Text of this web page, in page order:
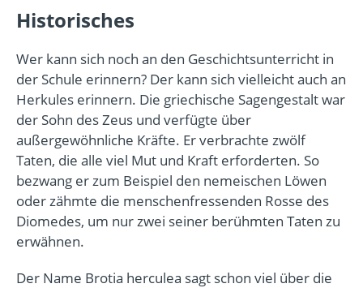
Historisches
Wer kann sich noch an den Geschichtsunterricht in
der Schule erinnern? Der kann sich vielleicht auch an
Herkules erinnern. Die griechische Sagengestalt war
der Sohn des Zeus und verfügte über
außergewöhnliche Kräfte. Er verbrachte zwölf
Taten, die alle viel Mut und Kraft erforderten. So
bezwang er zum Beispiel den nemeischen Löwen
oder zähmte die menschenfressenden Rosse des
Diomedes, um nur zwei seiner berühmten Taten zu
erwähnen.
Der Name Brotia herculea sagt schon viel über die